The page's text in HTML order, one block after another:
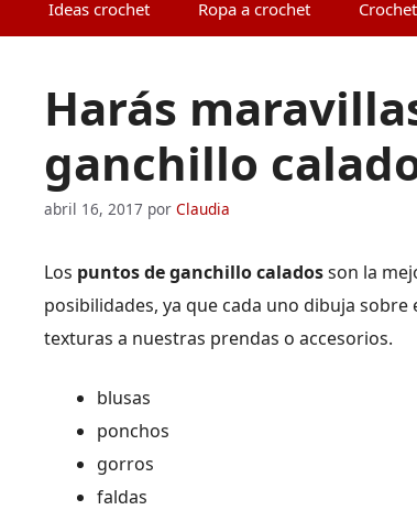
Ideas crochet Ropa a crochet
Harás
ganchillo
abril 16, 2017 por Claudia
Los puntos de ganchillo caladosson la
posibilidades, ya que cada uno dibuja
texturas a nuestras prendas o accesorios.
blusas
ponchos
gorros
faldas